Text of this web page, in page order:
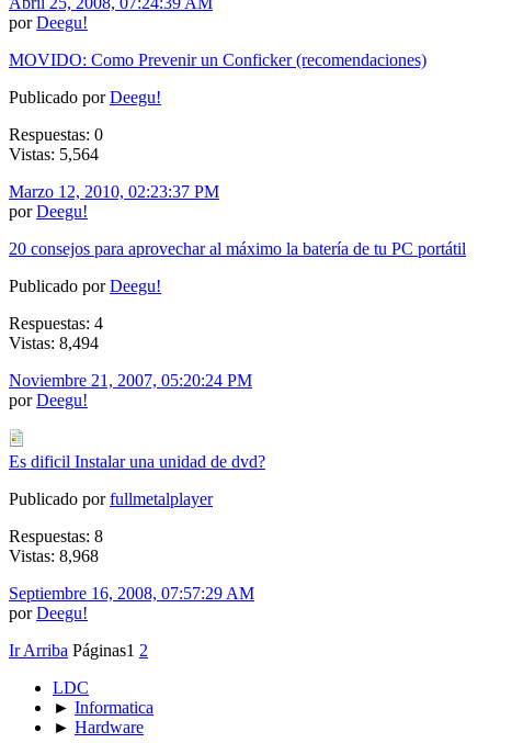
porDeegu!
MOVIDO: Como Prevenir un Conficker (recomendaciones)
Publicado porDeegu!
Respuestas: 0
Vistas: 5,564
Marzo 12, 2010, 02:23:37 PM
porDeegu!
20 consejos para aprovechar al máximo la batería de tu PC portátil
Publicado porDeegu!
Respuestas: 4
Vistas: 8,494
Noviembre 21, 2007, 05:20:24 PM
porDeegu!
Es dificil Instalar una unidad de dvd?
Publicado porfullmetalplayer
Respuestas: 8
Vistas: 8,968
Septiembre 16, 2008, 07:57:29 AM
porDeegu!
Ir Arriba Páginas1 2
LDC
► Informatica
► Hardware